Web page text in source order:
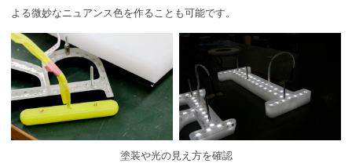
よる微妙なニュアンス色を作ることも可能です。
塗装や光の見え方を確認